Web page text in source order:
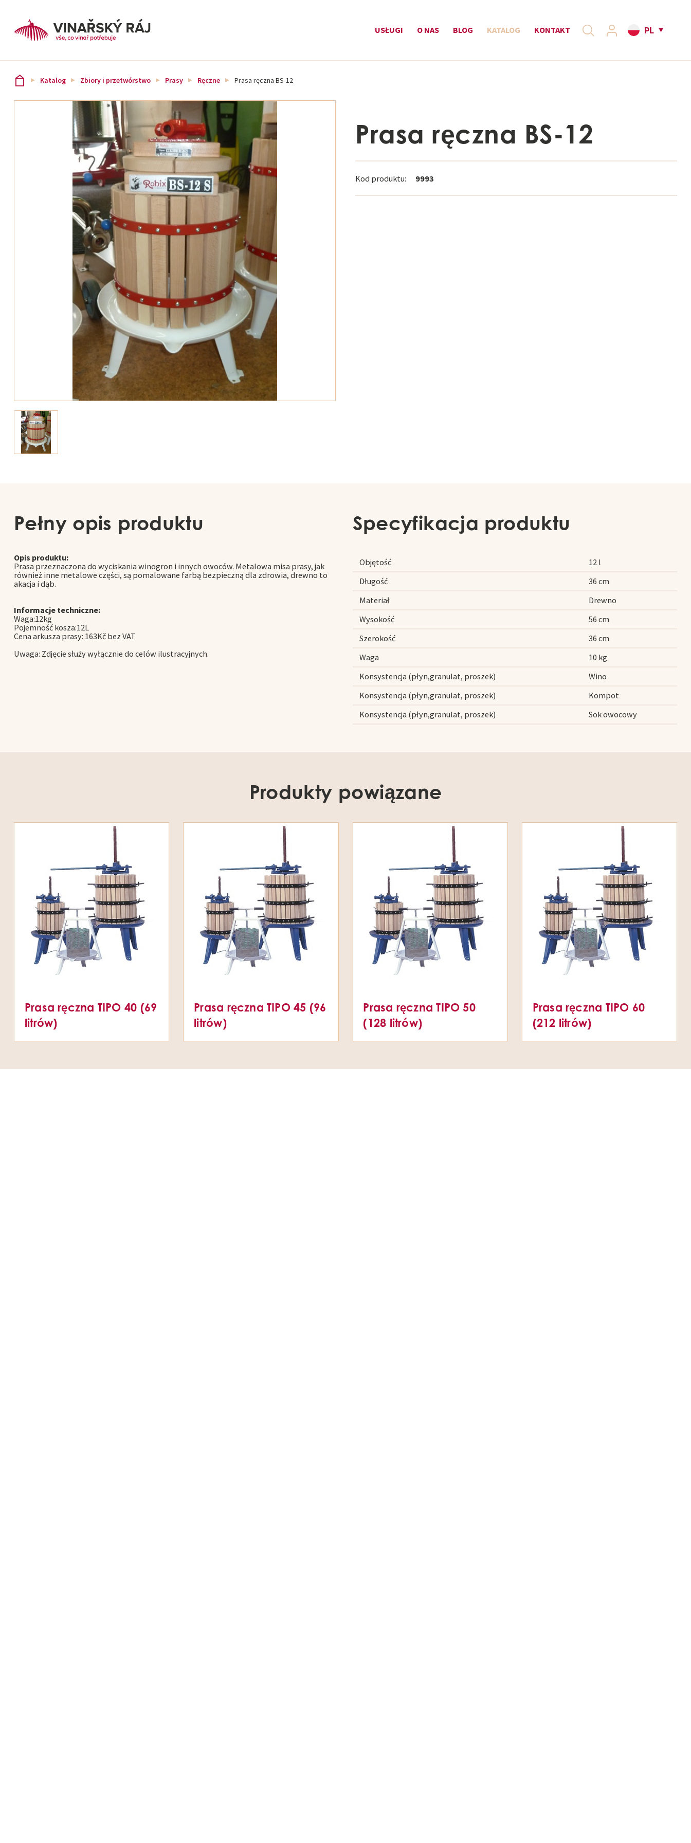
USŁUGI O NAS BLOG KATALOG KONTAKT PL
Katalog Zbiory i przetwórstwo Prasy Ręczne Prasa ręczna BS-12
Prasa ręczna BS-12
Kod produktu: 9993
Pełny opis produktu
Opis produktu:
Prasa przeznaczona do wyciskania winogron i innych owoców. Metalowa misa prasy, jak
również inne metalowe części, są pomalowane farbą bezpieczną dla zdrowia, drewno to
akacja i dąb.
Informacje techniczne:
Waga:12kg
Pojemność kosza:12L
Cena arkusza prasy: 163Kč bez VAT
Uwaga: Zdjęcie służy wyłącznie do celów ilustracyjnych.
Specyfikacja produktu
Objętość
12 l
Długość
36 cm
Materiał
Drewno
Wysokość
56 cm
Szerokość
36 cm
Waga
10 kg
Konsystencja (płyn,granulat, proszek)
Wino
Konsystencja (płyn,granulat, proszek)
Kompot
Konsystencja (płyn,granulat, proszek)
Sok owocowy
Produkty powiązane
Prasa ręczna TIPO 40 (69
litrów)
Prasa ręczna TIPO 45 (96
litrów)
Prasa ręczna TIPO 50
(128 litrów)
Prasa ręczna TIPO 60
(212 litrów)